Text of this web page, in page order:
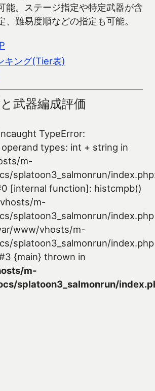
能。ステージ指定や特定武器が含
、難易度順などの指定も可能。
キング(Tier表)
武器編成評価
TypeError:
types: int + string in
m-
splatoon3_salmonrun/
[internal function]: histcmpb()
m-
splatoon3_salmonrun/
www/vhosts/m-
splatoon3_salmonrun/
{main} thrown in
m-
splatoon3_salmonrun/